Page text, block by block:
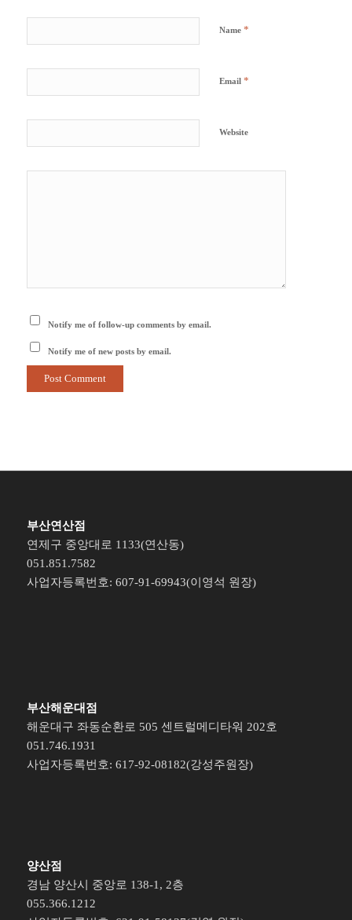
Name *
Email *
Website
Notify me of follow-up comments by email.
Notify me of new posts by email.
부산연산점
연제구 중앙대로 1133(연산동)
051.851.7582
사업자등록번호: 607-91-69943(이영석 원장)
부산해운대점
해운대구 좌동순환로 505 센트럴메디타워 202호
051.746.1931
사업자등록번호: 617-92-08182(강성주원장)
양산점
경남 양산시 중앙로 138-1, 2층
055.366.1212